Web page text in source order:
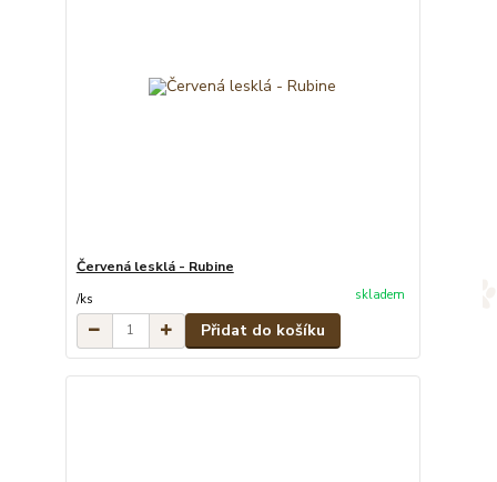
Červená lesklá - Rubine
/ks skladem
Přidat do košíku